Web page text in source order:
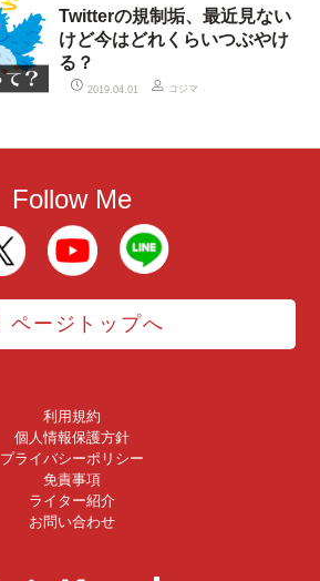
Twitterの規制垢、最近見ない
けど今はどれくらいつぶやけ
る？
2019.04.01 コジマ
Follow Me
ページトップへ
利用規約
個人情報保護方針
プライバシーポリシー
免責事項
ライター紹介
お問い合わせ